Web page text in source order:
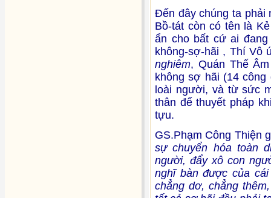
Đến đây chúng ta
Bồ-tát còn có tên là
ẩn cho bất cứ ai
không-sợ-hãi , Thí Vô
nghiêm, Quán Thế
không sợ hãi (14
loài người, và từ sức
thân để thuyết pháp
tựu.
GS.Phạm Công Thiện
sự chuyển hóa toàn
người, đẩy xô con
nghĩ bàn được của cái
chẳng dơ, chẳng